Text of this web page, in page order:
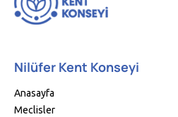
Nilüfer Kent Konseyi
Anasayfa
Meclisler